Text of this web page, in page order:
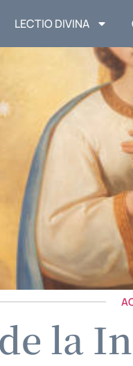
LECTIO DIVINA
la